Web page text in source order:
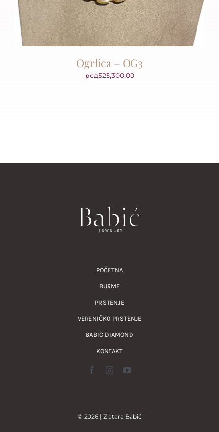
Ogrlica – OG3
рсд525,300.00
POČETNA
BURME
PRSTENJE
VERENIČKO PRSTENJE
BABIC DIAMOND
KONTAKT
© 2026 | Zlatara Babić